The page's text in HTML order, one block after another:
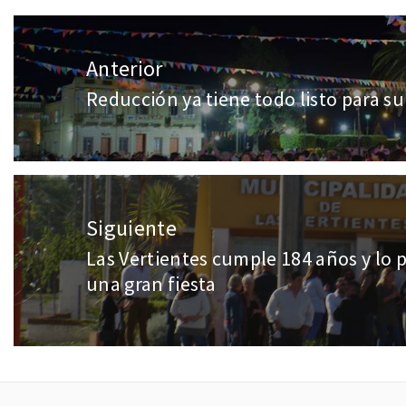
Anterior
Reducción ya tiene todo listo para
Siguiente
Las Vertientes cumple 184 años y lo
una gran fiesta